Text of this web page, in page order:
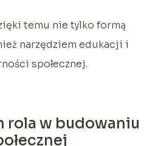
temu nie tylko formą
narzędziem edukacji i
społecznej.
rola w budowaniu